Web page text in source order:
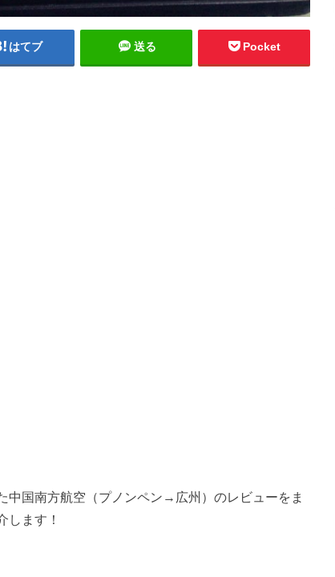
はてブ 送る Pocket
中国南方航空（プノンペン→広州）のレビューをま
します！